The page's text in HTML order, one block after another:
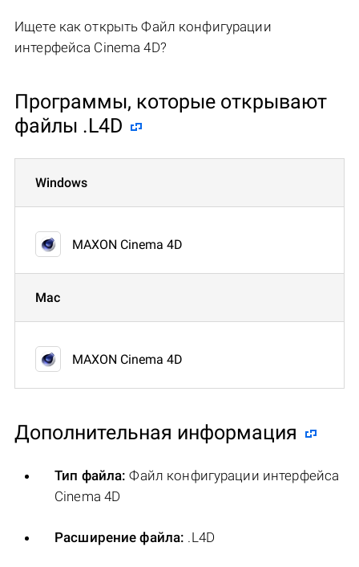
Ищете как открыть Файл конфигурации
интерфейса Cinema 4D?
Программы, которые открывают
файлы .L4D
Windows
MAXON Cinema 4D
Mac
MAXON Cinema 4D
Дополнительная информация
Тип файла: Файл конфигурации интерфейса
Cinema 4D
Расширение файла: .L4D